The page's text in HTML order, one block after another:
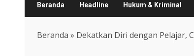
Beranda Headline Hukum & Kriminal
Beranda » Dekatkan Diri dengan Pelajar,